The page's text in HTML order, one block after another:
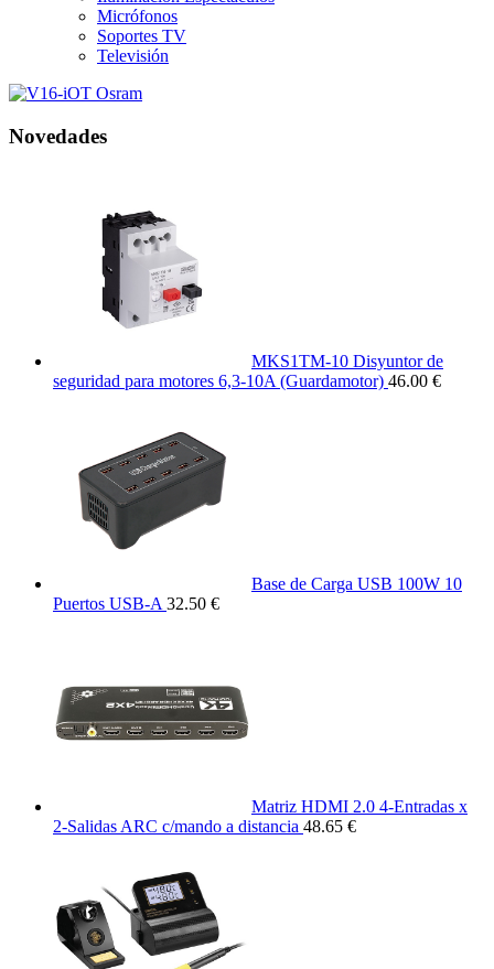
Micrófonos
Soportes TV
Televisión
Novedades
MKS1TM-10 Disyuntor de
seguridad para motores 6,3-10A (Guardamotor) 46.00 €
Base de Carga USB 100W 10
Puertos USB-A 32.50 €
Matriz HDMI 2.0 4-Entradas x
2-Salidas ARC c/mando a distancia 48.65 €